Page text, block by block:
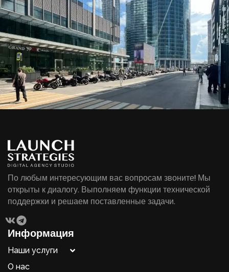
По любым интересующим вас вопросам звоните! Мы
открыты к диалогу. Выполняем функции технической
поддержки и решаем поставленные задачи.
Информация
Наши услуги
О нас